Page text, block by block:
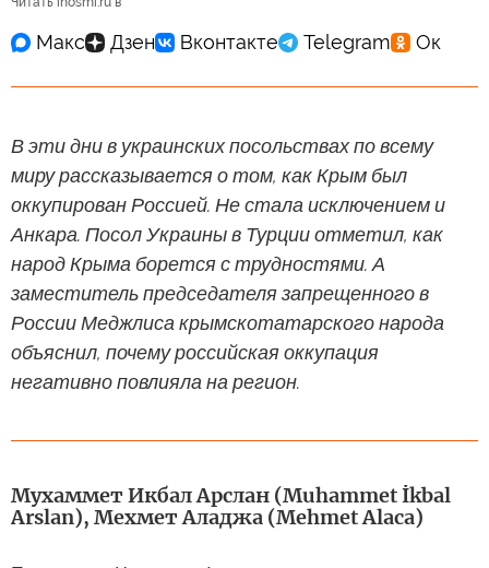
В эти дни в украинских посольствах по всему
миру рассказывается о том, как Крым был
оккупирован Россией. Не стала исключением и
Анкара. Посол Украины в Турции отметил, как
народ Крыма борется с трудностями. А
заместитель председателя запрещенного в
России Меджлиса крымскотатарского народа
объяснил, почему российская оккупация
негативно повлияла на регион.
Мухаммет Икбал Арслан (Muhammet İkbal
Arslan), Мехмет Аладжа (Mehmet Alaca)